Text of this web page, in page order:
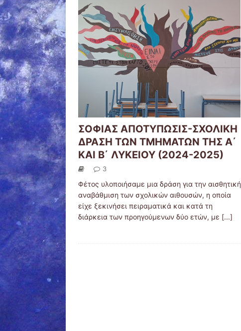
ΣΟΦΙΑΣ ΑΠΟΤΥΠΩΣΙΣ-ΣΧΟΛΙΚΗ
ΔΡΑΣΗ ΤΩΝ ΤΜΗΜΑΤΩΝ ΤΗΣ Α΄
ΚΑΙ Β΄ ΛΥΚΕΙΟΥ (2024-2025)
3
Φέτος υλοποιήσαμε μια δράση για την αισθητική
αναβάθμιση των σχολικών αιθουσών, η οποία
είχε ξεκινήσει πειραματικά και κατά τη
διάρκεια των προηγούμενων δύο ετών, με [...]